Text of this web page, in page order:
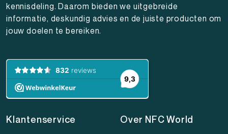
kennisdeling. Daarom bieden we uitgebreide
informatie, deskundig advies en de juiste producten om
jouw doelen te bereiken.
Klantenservice Over NFC World